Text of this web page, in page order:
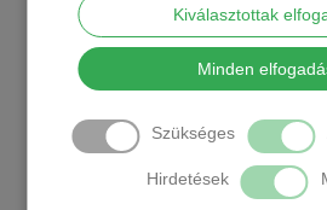
Kiválasztottak
Minden
Szükséges
Hirdetések
TEMPOMAT TEMPOMAT
UTÓLAGOS TEMPOMAT